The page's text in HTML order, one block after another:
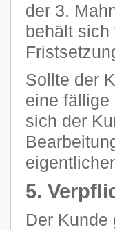
der 3.
behält
Sollte der
eine fällige
sich der
5.
Der Kunde